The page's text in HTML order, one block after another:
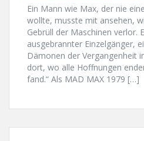
Ein Mann wie Max, der nie
wollte, musste mit ansehen,
Gebrüll der Maschinen verlor.
ausgebrannter Einzelgänger,
Dämonen der Vergangenheit
dort, wo alle Hoffnungen
fand.“ Als MAD MAX 1979 […]